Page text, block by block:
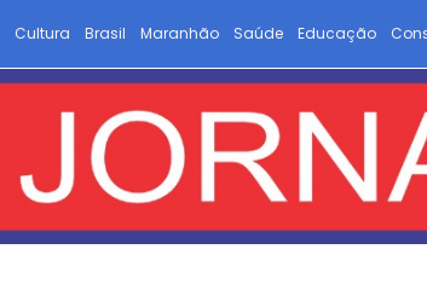
Cultura Brasil Maranhão Saúde Educação